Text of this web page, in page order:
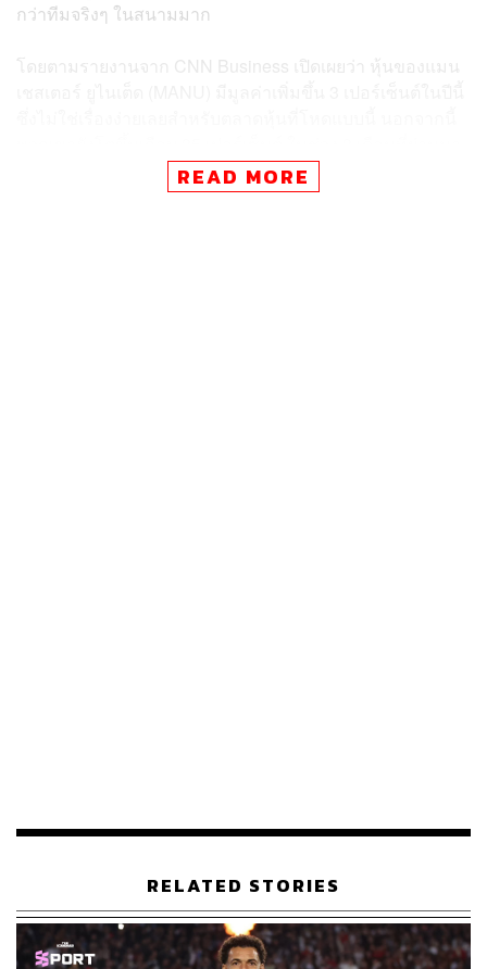
กว่าทีมจริงๆ ในสนามมาก
โดยตามรายงานจาก CNN Business เปิดเผยว่า หุ้นของแมน
ฟอร์มของทีมที่เลวร้ายสุดๆ ในช่วงเปิดฤดูกาลใหม่ 2022/23
โอยักษ์ใหญ่ของโลกอย่าง Ineos ซึ่งเป็นมหาเศรษฐีที่รวยที่สุด
ในอังกฤษ เปิดตัวอย่างชัดเจนว่าต้องการจะซื้อสโมสรฟุตบอล
ซึ่งเป็นทีมในดวงใจมาตั้งแต่เด็ก หากครอบครัวเกลเซอร์ ซึ่ง
READ MORE
RELATED STORIES